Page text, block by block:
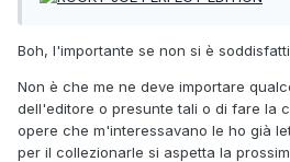
Boh, l'importante se non si è
Non è che me ne deve importare
dell'editore o presunte tali o di fare la
opere che m'interessavano le ho già
per il collezionarle si aspetta la